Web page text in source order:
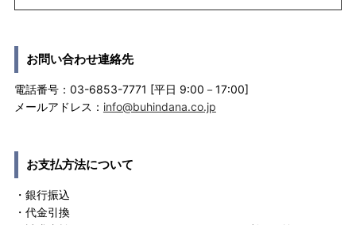
お問い合わせ連絡先
電話番号：03-6853-7771 [平日 9:00－17:00]
メールアドレス： info@buhindana.co.jp
お支払方法について
・銀行振込
・代金引換